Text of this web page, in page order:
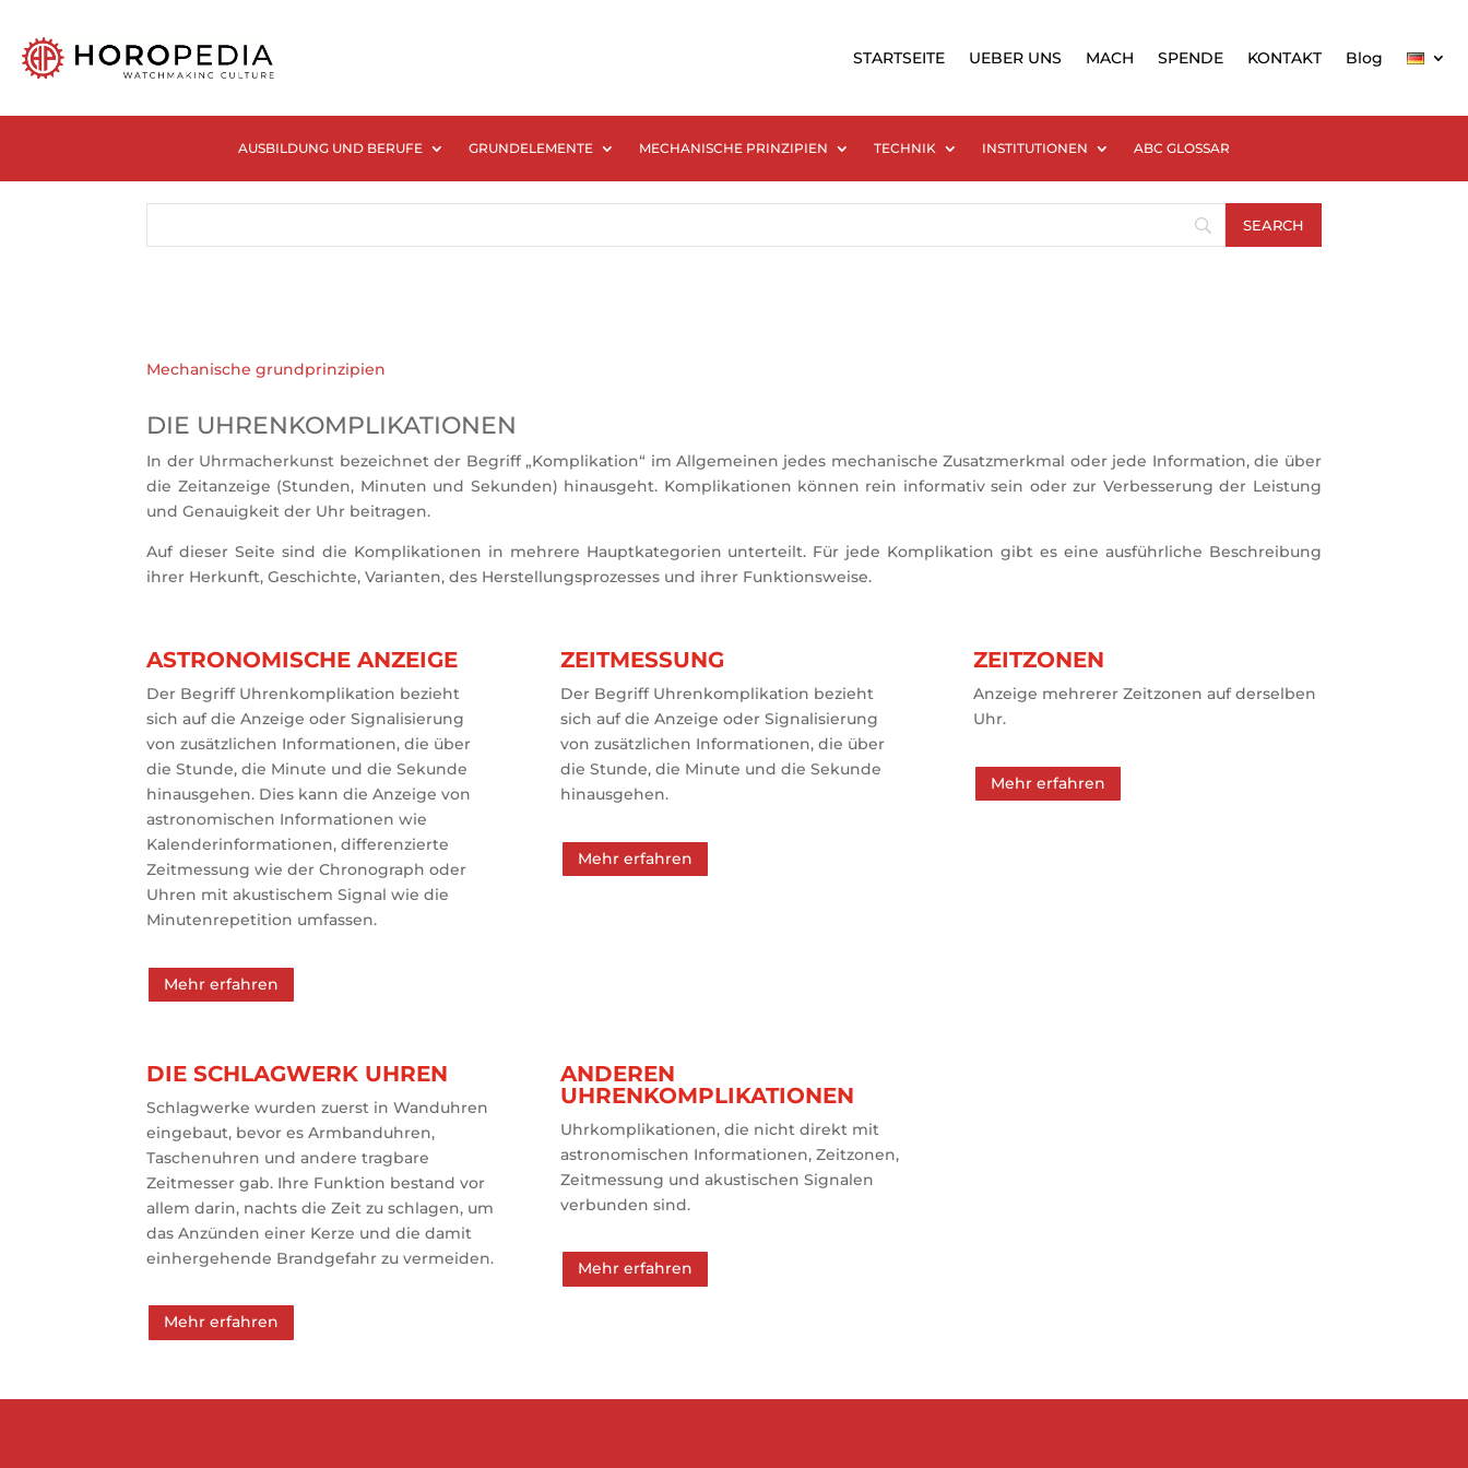
STARTSEITE UEBER UNS MACH SPENDE KONTAKT Blog
AUSBILDUNG UND BERUFE GRUNDELEMENTE MECHANISCHE PRINZIPIEN TECHNIK INSTITUTIONEN ABC GLOSSAR
Mechanische grundprinzipien
DIE UHRENKOMPLIKATIONEN
In der Uhrmacherkunst bezeichnet der Begriff „Komplikation“ im Allgemeinen jedes mechanische Zusatzmerkmal oder jede Information, die über
die Zeitanzeige (Stunden, Minuten und Sekunden) hinausgeht. Komplikationen können rein informativ sein oder zur Verbesserung der Leistung
und Genauigkeit der Uhr beitragen.
Auf dieser Seite sind die Komplikationen in mehrere Hauptkategorien unterteilt. Für jede Komplikation gibt es eine ausführliche Beschreibung
ihrer Herkunft, Geschichte, Varianten, des Herstellungsprozesses und ihrer Funktionsweise.
ASTRONOMISCHE ANZEIGE
Der Begriff Uhrenkomplikation bezieht
sich auf die Anzeige oder Signalisierung
von zusätzlichen Informationen, die über
die Stunde, die Minute und die Sekunde
hinausgehen. Dies kann die Anzeige von
astronomischen Informationen wie
Kalenderinformationen, differenzierte
Zeitmessung wie der Chronograph oder
Uhren mit akustischem Signal wie die
Minutenrepetition umfassen.
Mehr erfahren
ZEITMESSUNG
Der Begriff Uhrenkomplikation bezieht
sich auf die Anzeige oder Signalisierung
von zusätzlichen Informationen, die über
die Stunde, die Minute und die Sekunde
hinausgehen.
Mehr erfahren
ZEITZONEN
Anzeige mehrerer Zeitzonen auf derselben
Uhr.
Mehr erfahren
DIE SCHLAGWERK UHREN
Schlagwerke wurden zuerst in Wanduhren
eingebaut, bevor es Armbanduhren,
Taschenuhren und andere tragbare
Zeitmesser gab. Ihre Funktion bestand vor
allem darin, nachts die Zeit zu schlagen, um
das Anzünden einer Kerze und die damit
einhergehende Brandgefahr zu vermeiden.
Mehr erfahren
ANDEREN
UHRENKOMPLIKATIONEN
Uhrkomplikationen, die nicht direkt mit
astronomischen Informationen, Zeitzonen,
Zeitmessung und akustischen Signalen
verbunden sind.
Mehr erfahren